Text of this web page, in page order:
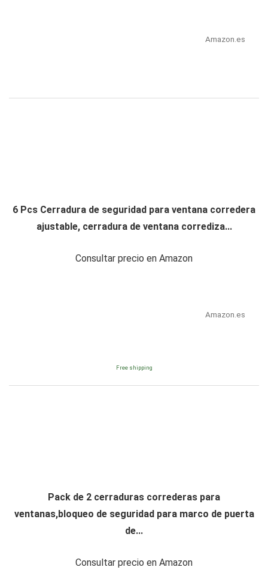
Amazon.es
6 Pcs Cerradura de seguridad para ventana corredera
ajustable, cerradura de ventana corrediza...
Consultar precio en Amazon
Amazon.es
Free shipping
Pack de 2 cerraduras correderas para
ventanas,bloqueo de seguridad para marco de puerta
de...
Consultar precio en Amazon